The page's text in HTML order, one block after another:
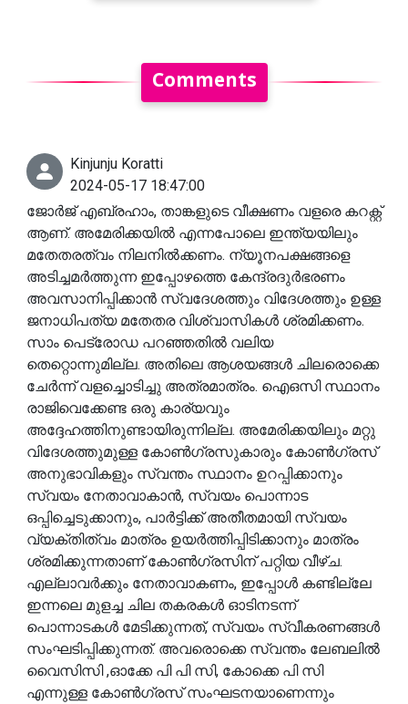
Comments
Kinjunju Koratti
2024-05-17 18:47:00
ജോർജ് എബ്രഹാം, താങ്കളുടെ വീക്ഷണം വളരെ കറക്റ്റ്
ആണ്. അമേരിക്കയിൽ എന്നപോലെ ഇന്ത്യയിലും
മതേതരത്വം നിലനിൽക്കണം. ന്യൂനപക്ഷങ്ങളെ
അടിച്ചമർത്തുന്ന ഇപ്പോഴത്തെ കേന്ദ്രദുർഭരണം
അവസാനിപ്പിക്കാൻ സ്വദേശത്തും വിദേശത്തും ഉള്ള
ജനാധിപത്യ മതേതര വിശ്വാസികൾ ശ്രമിക്കണം.
സാം പെട്രോഡ പറഞ്ഞതിൽ വലിയ
തെറ്റൊന്നുമില്ല. അതിലെ ആശയങ്ങൾ ചിലരൊക്കെ
ചേർന്ന് വളച്ചൊടിച്ചു അത്രമാത്രം. ഐഒസി സ്ഥാനം
രാജിവെക്കേണ്ട ഒരു കാര്യവും
അദ്ദേഹത്തിനുണ്ടായിരുന്നില്ല. അമേരിക്കയിലും മറ്റു
വിദേശത്തുമുള്ള കോൺഗ്രസുകാരും കോൺഗ്രസ്
അനുഭാവികളും സ്വന്തം സ്ഥാനം ഉറപ്പിക്കാനും
സ്വയം നേതാവാകാൻ, സ്വയം പൊന്നാട
ഒപ്പിച്ചെടുക്കാനും, പാർട്ടിക്ക് അതീതമായി സ്വയം
വ്യക്തിത്വം മാത്രം ഉയർത്തിപ്പിടിക്കാനും മാത്രം
ശ്രമിക്കുന്നതാണ് കോൺഗ്രസിന് പറ്റിയ വീഴ്ച.
എല്ലാവർക്കും നേതാവാകണം, ഇപ്പോൾ കണ്ടില്ലേ
ഇന്നലെ മുളച്ച ചില തകരകൾ ഓടിനടന്ന്
പൊന്നാടകൾ മേടിക്കുന്നത്, സ്വയം സ്വീകരണങ്ങൾ
സംഘടിപ്പിക്കുന്നത്. അവരൊക്കെ സ്വന്തം ലേബലിൽ
വൈസിസി ,ഓക്കേ പി പി സി, കോക്കെ പി സി
എന്നുള്ള കോൺഗ്രസ് സംഘടനയാണെന്നും